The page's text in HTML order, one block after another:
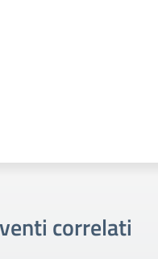
correlati